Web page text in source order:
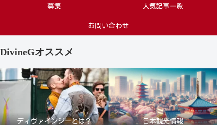
募集 人気記事一覧
お問い合わせ
DivineGオススメ
ディヴァインジーとは？ 日本観光情報